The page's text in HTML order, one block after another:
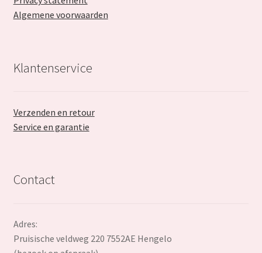
Algemene voorwaarden
Klantenservice
Verzenden en retour
Service en garantie
Contact
Adres:
Pruisische veldweg 220 7552AE Hengelo